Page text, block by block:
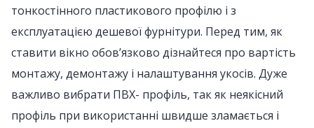
тонкостінного пластикового профілю і з
експлуатацією дешевої фурнітури. Перед тим, як
ставити вікно обов’язково дізнайтеся про вартість
монтажу, демонтажу і налаштування укосів. Дуже
важливо вибрати ПВХ- профіль, так як неякісний
профіль при використанні швидше зламається і